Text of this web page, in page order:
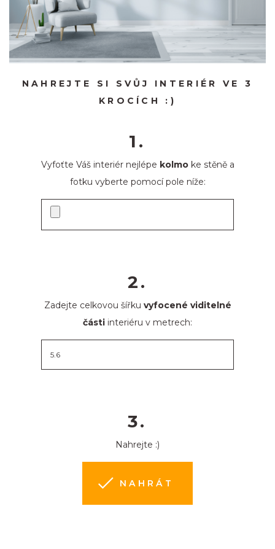
NAHREJTE SI SVŮJ INTERIÉR VE 3
KROCÍCH :)
1.
Vyfoťte Váš interiér nejlépe kolmoke stěně a
fotku vyberte pomocí pole níže:
2.
Zadejte celkovou šířku vyfocené viditelné
části interiéru v metrech:
3.
Nahrejte :)
NAHRÁT